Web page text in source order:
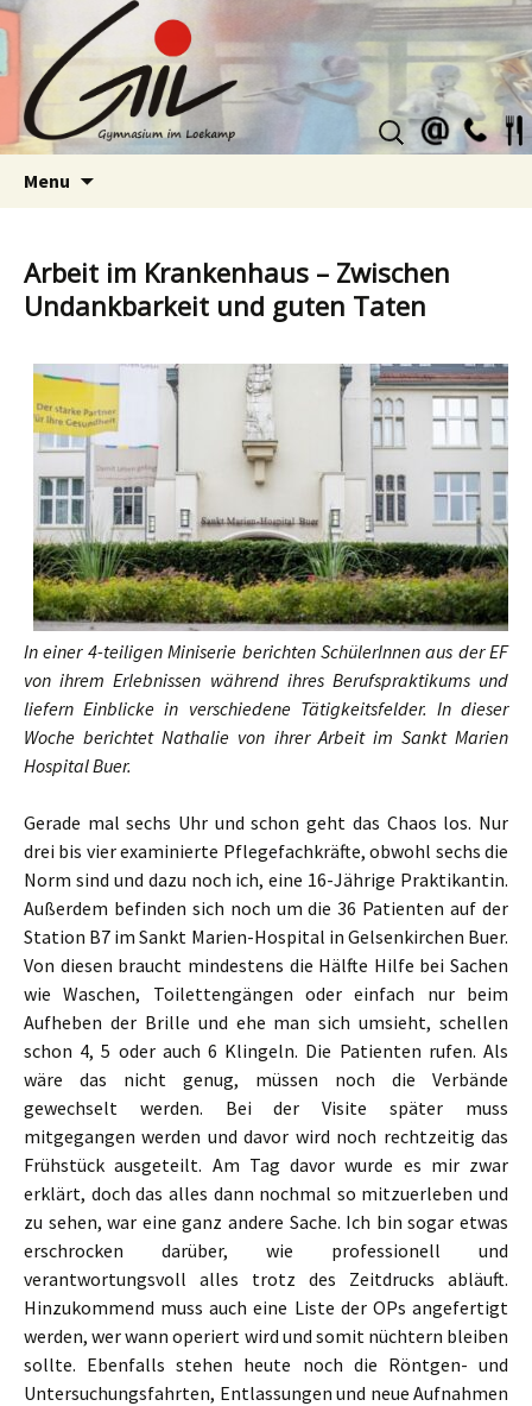
Suchen
nach:
Menu
Arbeit im Krankenhaus – Zwischen
Undankbarkeit und guten Taten
In einer 4-teiligen Miniserie berichten SchülerInnen aus der EF
von ihrem Erlebnissen während ihres Berufspraktikums und
liefern Einblicke in verschiedene Tätigkeitsfelder. In dieser
Woche berichtet Nathalie von ihrer Arbeit im Sankt Marien
Hospital Buer.
Gerade mal sechs Uhr und schon geht das Chaos los. Nur
drei bis vier examinierte Pflegefachkräfte, obwohl sechs die
Norm sind und dazu noch ich, eine 16-Jährige Praktikantin.
Außerdem befinden sich noch um die 36 Patienten auf der
Station B7 im Sankt Marien-Hospital in Gelsenkirchen Buer.
Von diesen braucht mindestens die Hälfte Hilfe bei Sachen
wie Waschen, Toilettengängen oder einfach nur beim
Aufheben der Brille und ehe man sich umsieht, schellen
schon 4, 5 oder auch 6 Klingeln. Die Patienten rufen. Als
wäre das nicht genug, müssen noch die Verbände
gewechselt werden. Bei der Visite später muss
mitgegangen werden und davor wird noch rechtzeitig das
Frühstück ausgeteilt. Am Tag davor wurde es mir zwar
erklärt, doch das alles dann nochmal so mitzuerleben und
zu sehen, war eine ganz andere Sache. Ich bin sogar etwas
erschrocken darüber, wie professionell und
verantwortungsvoll alles trotz des Zeitdrucks abläuft.
Hinzukommend muss auch eine Liste der OPs angefertigt
werden, wer wann operiert wird und somit nüchtern bleiben
sollte. Ebenfalls stehen heute noch die Röntgen- und
Untersuchungsfahrten, Entlassungen und neue Aufnahmen